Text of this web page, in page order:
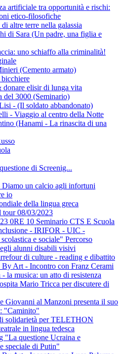
artificiale tra opportunità e rischi:
etico-filosofiche
altre terre nella galassia
di Sara (Un padre, una figlia e
uno schiaffo alla criminalità!
(Cemento armato)
donare elisir di lunga vita
del 3000 (Seminario)
- (Il soldato abbandonato)
- Viaggio al centro della Notte
(Hanami - La rinascita di una
di Screenig...
Diamo un calcio agli infortuni
io
della lingua greca
tour 08/03/2023
0RE 10 Seminario CTS E Scuola
- IRIFOR - UIC -
e sociale" Percorso
alunni disabili visivi
di culture - reading e dibattito
By Art - Incontro con Franz Cerami
- la musica: un atto di resistenza
Mario Tricca per discutere di
Giovanni al Manzoni presenta il suo
"Caminito"
solidarietà per TELETHON
in lingua tedesca
"La questione Ucraina e
speciale di Putin"